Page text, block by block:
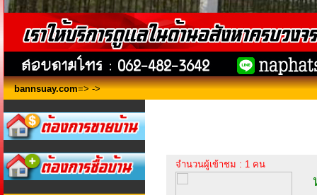
bannsuay.com=>->
จำนวนผู้เข้าชม : 1 คน